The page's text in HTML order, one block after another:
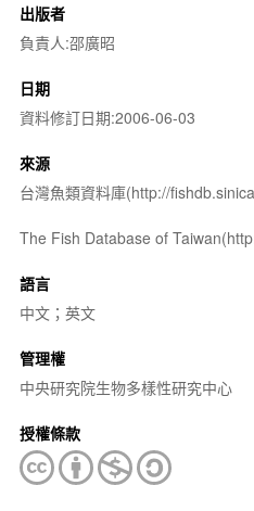
出版者
負責人:邵廣昭
日期
資料修訂日期:2006-06-03
來源
台灣魚類資料庫(http://
The Fish Database of
語言
中文；英文
管理權
中央研究院生物多樣性研究中心
授權條款